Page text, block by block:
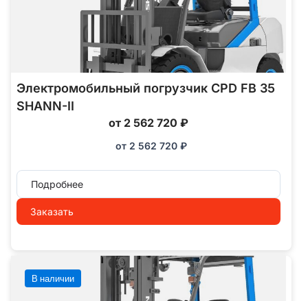
Электромобильный погрузчик CPD FB 35
SHANN-II
от 2 562 720 ₽
от 2 562 720 ₽
Подробнее
Заказать
В наличии